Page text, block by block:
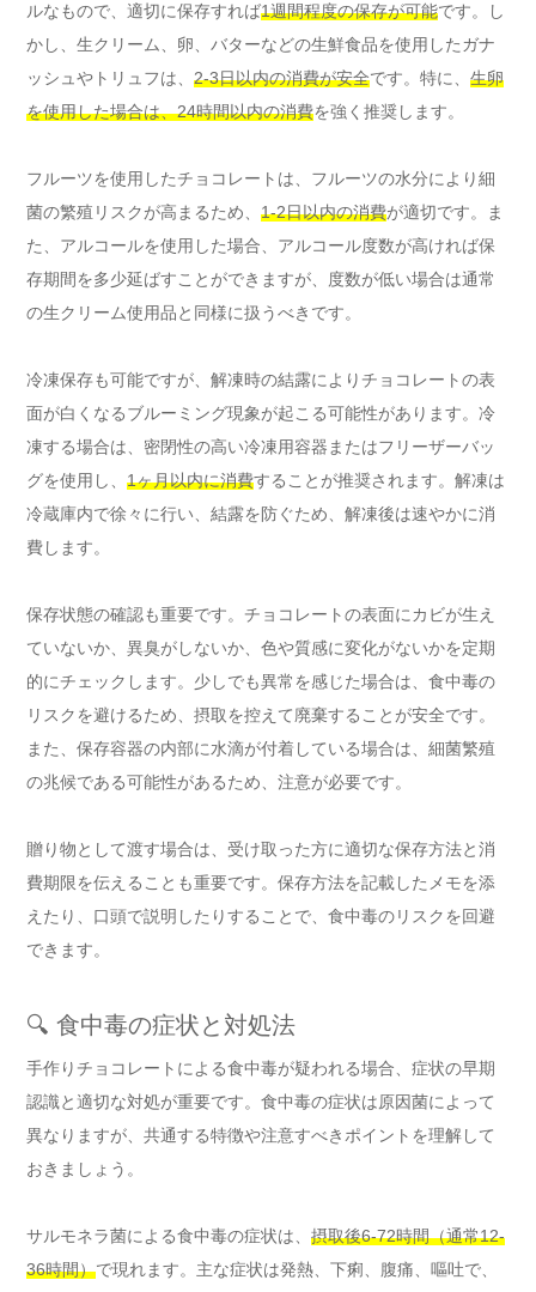
ルなもので、適切に保存すれば1週間程度の保存が可能です。し
かし、生クリーム、卵、バターなどの生鮮食品を使用したガナ
ッシュやトリュフは、 2-3日以内の消費が安全です。特に、 生卵
を使用した場合は、24時間以内の消費を強く推奨します。
フルーツを使用したチョコレートは、フルーツの水分により細
菌の繁殖リスクが高まるため、 1-2日以内の消費が適切です。ま
た、アルコールを使用した場合、アルコール度数が高ければ保
存期間を多少延ばすことができますが、度数が低い場合は通常
の生クリーム使用品と同様に扱うべきです。
冷凍保存も可能ですが、解凍時の結露によりチョコレートの表
面が白くなるブルーミング現象が起こる可能性があります。冷
凍する場合は、密閉性の高い冷凍用容器またはフリーザーバッ
グを使用し、 1ヶ月以内に消費することが推奨されます。解凍は
冷蔵庫内で徐々に行い、結露を防ぐため、解凍後は速やかに消
費します。
保存状態の確認も重要です。チョコレートの表面にカビが生え
ていないか、異臭がしないか、色や質感に変化がないかを定期
的にチェックします。少しでも異常を感じた場合は、食中毒の
リスクを避けるため、摂取を控えて廃棄することが安全です。
また、保存容器の内部に水滴が付着している場合は、細菌繁殖
の兆候である可能性があるため、注意が必要です。
贈り物として渡す場合は、受け取った方に適切な保存方法と消
費期限を伝えることも重要です。保存方法を記載したメモを添
えたり、口頭で説明したりすることで、食中毒のリスクを回避
できます。
🔍 食中毒の症状と対処法
手作りチョコレートによる食中毒が疑われる場合、症状の早期
認識と適切な対処が重要です。食中毒の症状は原因菌によって
異なりますが、共通する特徴や注意すべきポイントを理解して
おきましょう。
サルモネラ菌による食中毒の症状は、 摂取後6-72時間（通常12-
36時間）で現れます。主な症状は発熱、下痢、腹痛、嘔吐で、